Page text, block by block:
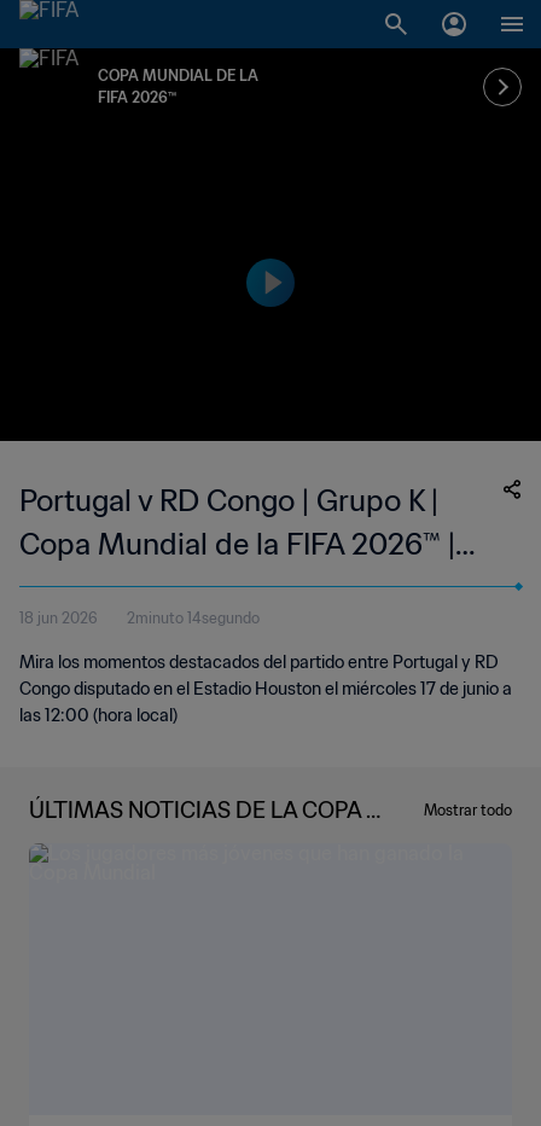
COPA MUNDIAL DE LA
FIFA 2026™
Portugal v RD Congo | Grupo K |
Copa Mundial de la FIFA 2026™ |
Resumen
18 jun 2026 2minuto 14segundo
Mira los momentos destacados del partido entre Portugal y RD
Congo disputado en el Estadio Houston el miércoles 17 de junio a
las 12:00 (hora local)
ÚLTIMAS NOTICIAS DE LA COPA M
UNDIAL DE LA FIFA 2026™
Mostrar todo